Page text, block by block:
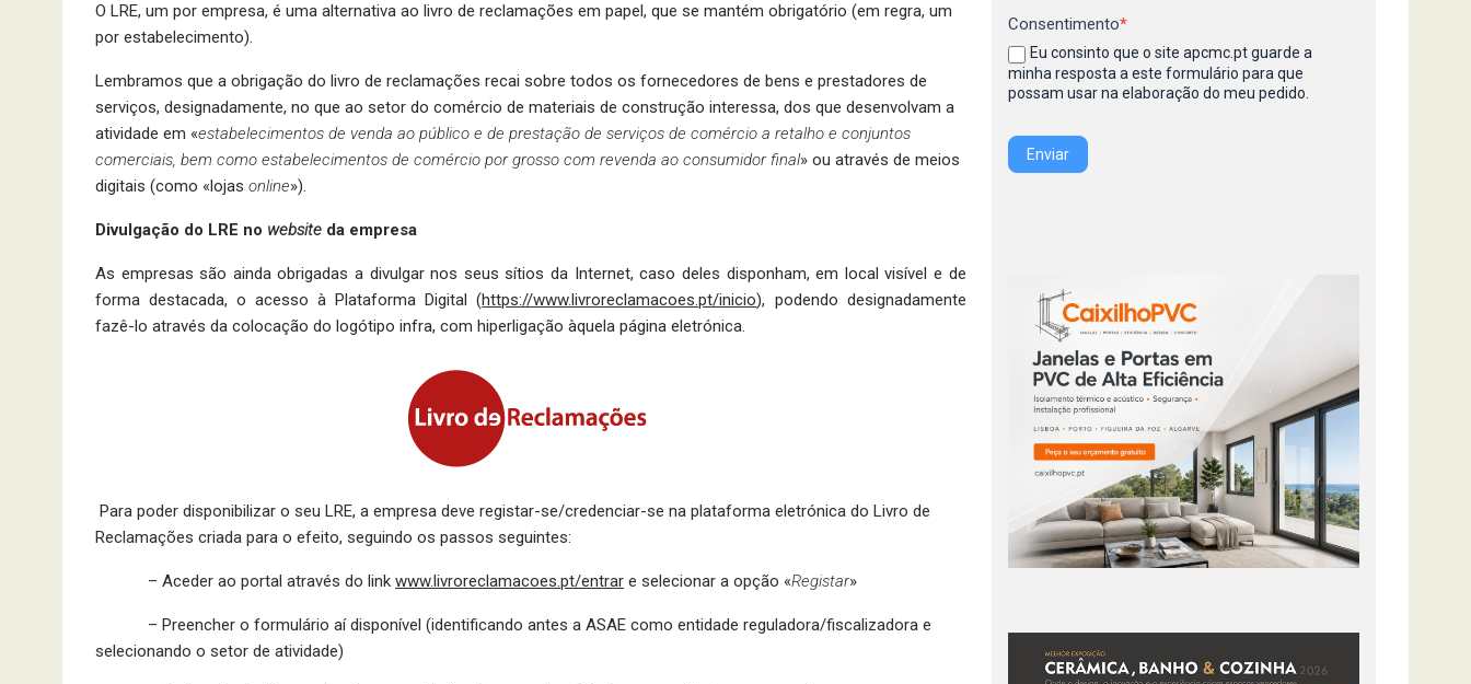
O LRE, um por empresa, é uma alternativa ao livro de reclamações em papel, que se mantém obrigatório (em regra, um
por estabelecimento).
Lembramos que a obrigação do livro de reclamações recai sobre todos os fornecedores de bens e prestadores de
serviços, designadamente, no que ao setor do comércio de materiais de construção interessa, dos que desenvolvam a
atividade em «estabelecimentos de venda ao público e de prestação de serviços de comércio a retalho e conjuntos
comerciais, bem como estabelecimentos de comércio por grosso com revenda ao consumidor final» ou através de meios
digitais (como «lojas online»).
Divulgação do LRE no website da empresa
As empresas são ainda obrigadas a divulgar nos seus sítios da Internet, caso deles disponham, em local visível e de
forma destacada, o acesso à Plataforma Digital (https://www.livroreclamacoes.pt/inicio), podendo designadamente
fazê-lo através da colocação do logótipo infra, com hiperligação àquela página eletrónica.
Para poder disponibilizar o seu LRE, a empresa deve registar-se/credenciar-se na plataforma eletrónica do Livro de
Reclamações criada para o efeito, seguindo os passos seguintes:
– Aceder ao portal através do link www.livroreclamacoes.pt/entrar e selecionar a opção «Registar»
– Preencher o formulário aí disponível (identificando antes a ASAE como entidade reguladora/fiscalizadora e
selecionando o setor de atividade)
Consentimento*
Eu consinto que o site apcmc.pt guarde a
minha resposta a este formulário para que
possam usar na elaboração do meu pedido.
Enviar